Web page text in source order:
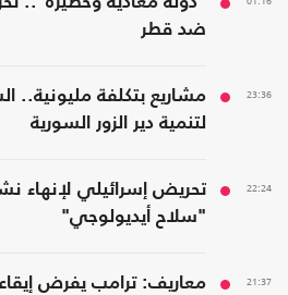
ضد قطر
23:36
مشاريع بتكلفة مليونية..
لتنمية دير الزور السورية
22:24
تحريض إسرائيلي لإنهاء
"سلاح أيديولوجي"
21:37
معاريف: ترامب يفرض